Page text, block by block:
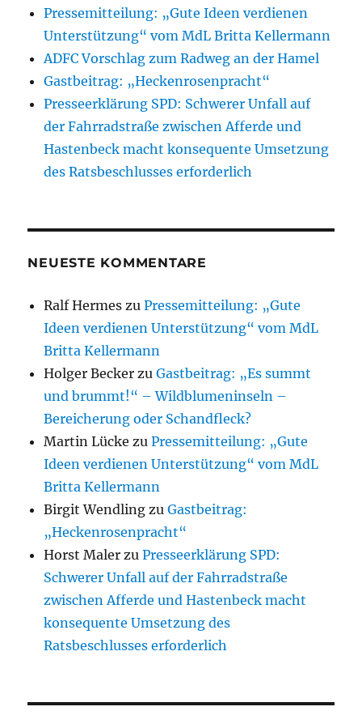
Pressemitteilung: „Gute Ideen verdienen
Unterstützung“ vom MdL Britta Kellermann
ADFC Vorschlag zum Radweg an der Hamel
Gastbeitrag: „Heckenrosenpracht“
Presseerklärung SPD: Schwerer Unfall auf
der Fahrradstraße zwischen Afferde und
Hastenbeck macht konsequente Umsetzung
des Ratsbeschlusses erforderlich
NEUESTE KOMMENTARE
Ralf Hermes zuPressemitteilung: „Gute
Ideen verdienen Unterstützung“ vom MdL
Britta Kellermann
Holger Becker zuGastbeitrag: „Es summt
und brummt!“ – Wildblumeninseln –
Bereicherung oder Schandfleck?
Martin Lücke zuPressemitteilung: „Gute
Ideen verdienen Unterstützung“ vom MdL
Britta Kellermann
Birgit Wendling zuGastbeitrag:
„Heckenrosenpracht“
Horst Maler zuPresseerklärung SPD:
Schwerer Unfall auf der Fahrradstraße
zwischen Afferde und Hastenbeck macht
konsequente Umsetzung des
Ratsbeschlusses erforderlich